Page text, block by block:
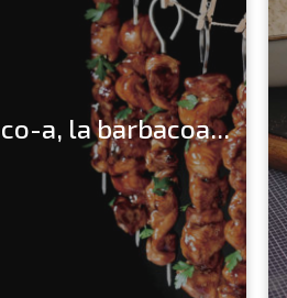
a, la barbacoa...